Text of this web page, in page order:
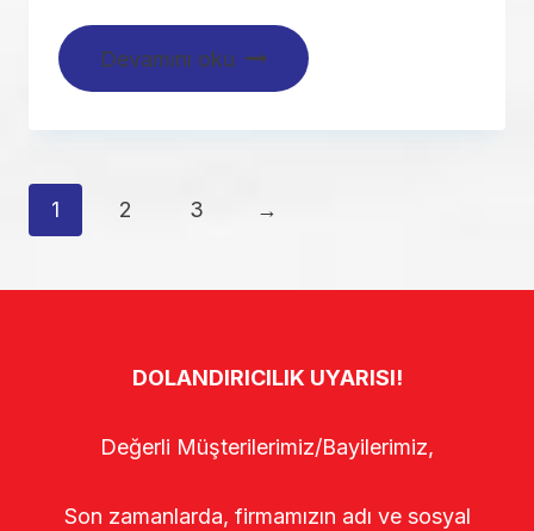
Devamını oku
1 2 3 →
DOLANDIRICILIK UYARISI!
Değerli Müşterilerimiz/Bayilerimiz,
Son zamanlarda, firmamızın adı ve sosyal